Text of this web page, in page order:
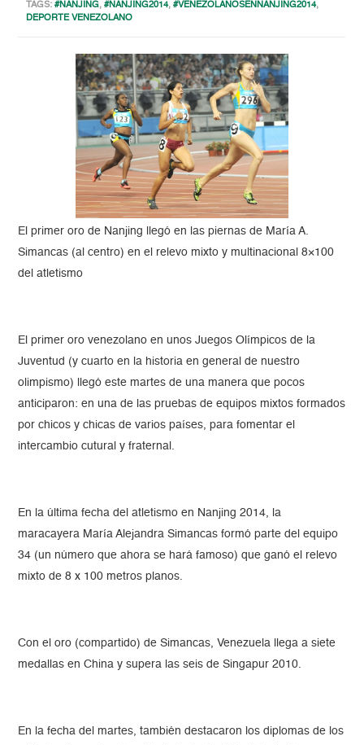
TAGS:#NANJING,#NANJING2014,#VENEZOLANOSENNANJING2014,
DEPORTE VENEZOLANO
El primer oro de Nanjing llegó en las piernas de María A.
Simancas (al centro) en el relevo mixto y multinacional 8×100
del atletismo
El primer oro venezolano en unos Juegos Olímpicos de la
Juventud (y cuarto en la historia en general de nuestro
olimpismo) llegó este martes de una manera que pocos
anticiparon: en una de las pruebas de equipos mixtos formados
por chicos y chicas de varios países, para fomentar el
intercambio cutural y fraternal.
En la última fecha del atletismo en Nanjing 2014, la
maracayera María Alejandra Simancas formó parte del equipo
34 (un número que ahora se hará famoso) que ganó el relevo
mixto de 8 x 100 metros planos.
Con el oro (compartido) de Simancas, Venezuela llega a siete
medallas en China y supera las seis de Singapur 2010.
En la fecha del martes, también destacaron los diplomas de los